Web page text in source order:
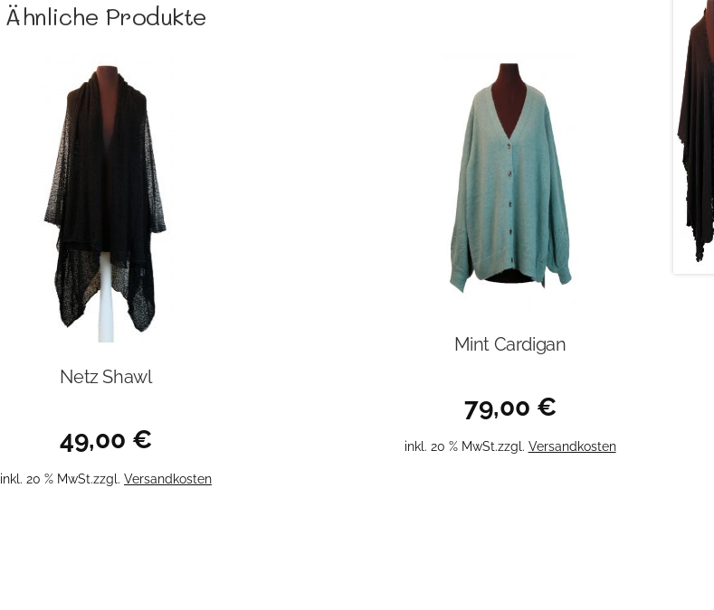
Ähnliche Produkte
Netz Shawl
49,00 €
inkl. 20 % MwSt.zzgl. Versandkosten
Mint Cardigan
79,00 €
inkl. 20 % MwSt.zzgl. Versandkosten